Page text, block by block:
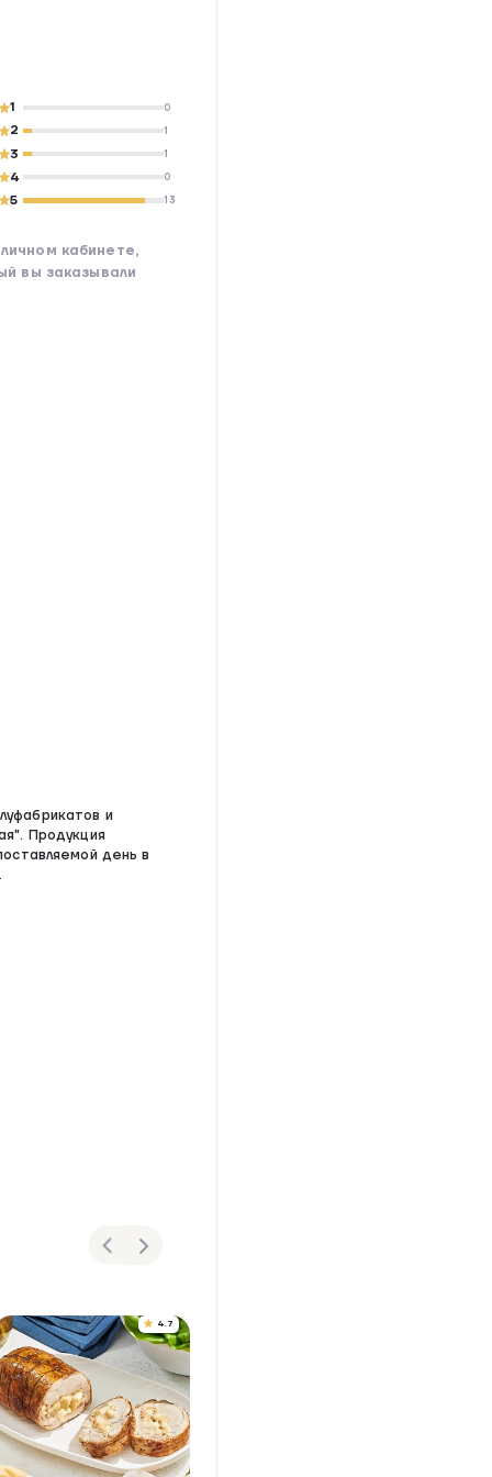
1 0
2 1
3 1
4 0
5 13
кабинете,
вы заказывали
и
Продукция
день в
4.7